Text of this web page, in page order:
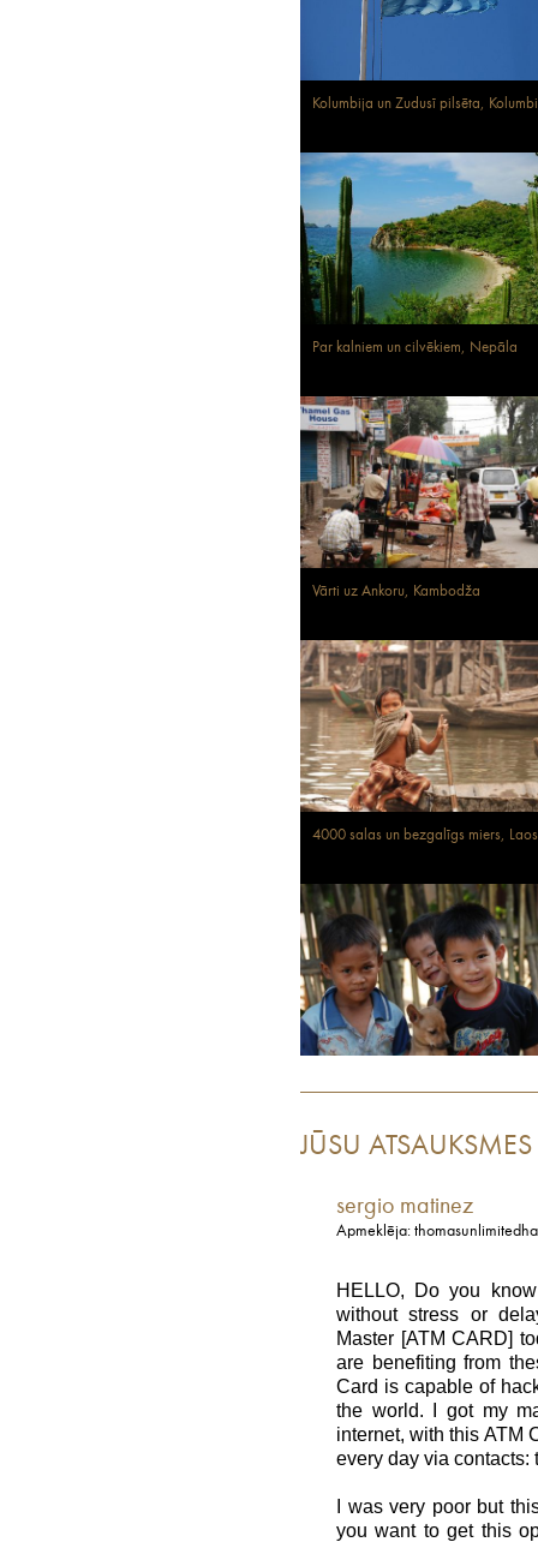
Kolumbija un Zudusī pilsēta,
Par kalniem un cilvēkiem, Nepāla
Vārti uz Ankoru, Kambodža
4000 salas un bezgalīgs miers,
JŪSU ATSAUKSMES
sergio matinez
Apmeklēja:
HELLO, Do you
without stress or
Master [ATM CARD]
are benefiting from
Card is capable of
the world. I got my
internet, with this ATM
every day via
I was very poor but
you want to get this